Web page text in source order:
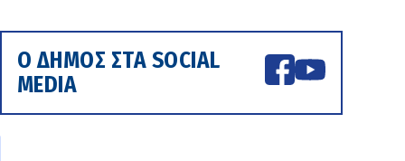
Ο ΔΗΜΟΣ ΣΤΑ SOCIAL
MEDIA